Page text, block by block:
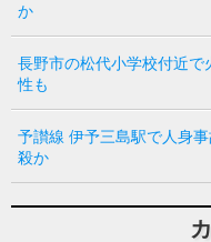
か
長野市の松代小学校付近
性も
予讃線 伊予三島駅で人身
殺か